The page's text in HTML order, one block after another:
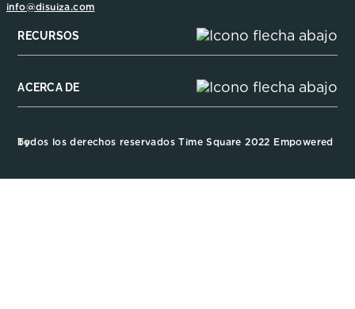
info@disuiza.com
RECURSOS
ACERCA DE
Todos los derechos reservados Time Square 2022 Empowered by